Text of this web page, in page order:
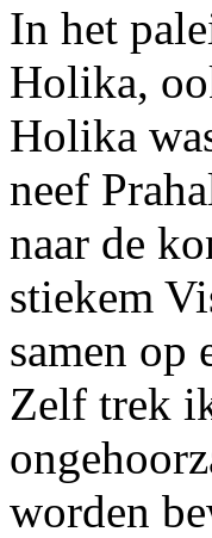
In het
Holika,
Holika
neef
naar de
stiekem
samen op
Zelf trek
worden